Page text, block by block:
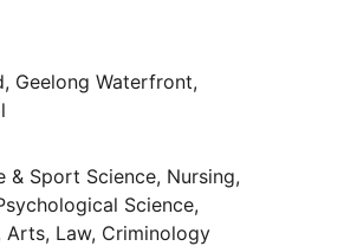
Geelong Waterfront,
& Sport Science, Nursing,
Science,
Arts, Law, Criminology